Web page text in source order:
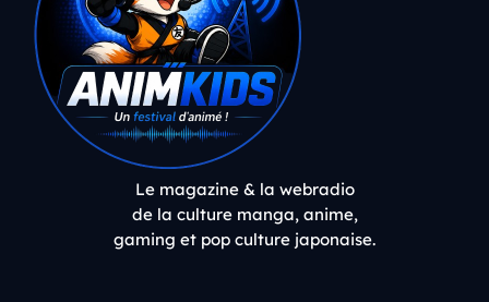
Le magazine & la webradio
de la culture manga, anime,
gaming et pop culture japonaise.